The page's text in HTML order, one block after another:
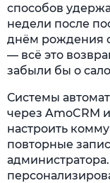
способов
недели после
днём рождения
— всё это
забыли бы о
Системы
через AmoCRM
настроить
повторные